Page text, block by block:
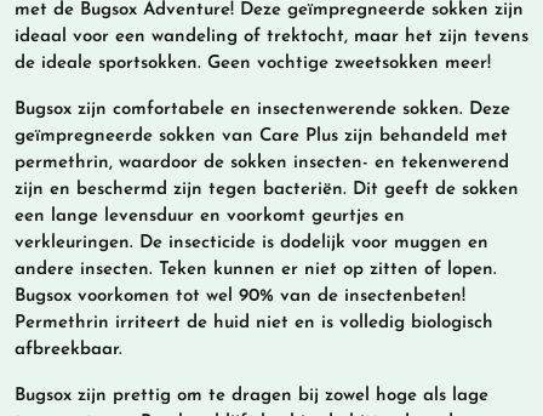
met de Bugsox Adventure! Deze geïmpregneerde sokken zijn
ideaal voor een wandeling of trektocht, maar het zijn tevens
de ideale sportsokken. Geen vochtige zweetsokken meer!
Bugsox zijn comfortabele en insectenwerende sokken. Deze
geïmpregneerde sokken van Care Plus zijn behandeld met
permethrin, waardoor de sokken insecten- en tekenwerend
zijn en beschermd zijn tegen bacteriën. Dit geeft de sokken
een lange levensduur en voorkomt geurtjes en
verkleuringen. De insecticide is dodelijk voor muggen en
andere insecten. Teken kunnen er niet op zitten of lopen.
Bugsox voorkomen tot wel 90% van de insectenbeten!
Permethrin irriteert de huid niet en is volledig biologisch
afbreekbaar.
Bugsox zijn prettig om te dragen bij zowel hoge als lage